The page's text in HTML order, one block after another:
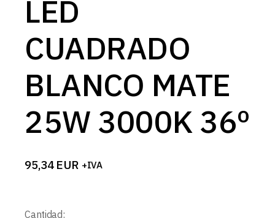
LED
CUADRADO
BLANCO MATE
25W 3000K 36º
95,34 EUR +IVA
Cantidad: